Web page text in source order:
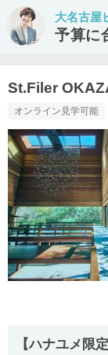
大名古屋
予算に
St.Filer
オンライン見学可能
【ハナユメ限